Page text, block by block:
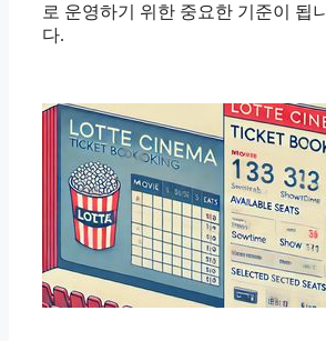
로 운영하기 위한 중요한 기준이 됩니
다.